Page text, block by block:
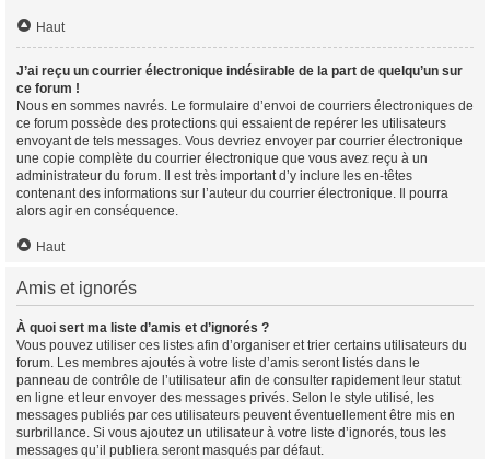
Haut
J’ai reçu un courrier électronique indésirable de la part de quelqu’un sur
ce forum !
Nous en sommes navrés. Le formulaire d’envoi de courriers électroniques de
ce forum possède des protections qui essaient de repérer les utilisateurs
envoyant de tels messages. Vous devriez envoyer par courrier électronique
une copie complète du courrier électronique que vous avez reçu à un
administrateur du forum. Il est très important d’y inclure les en-têtes
contenant des informations sur l’auteur du courrier électronique. Il pourra
alors agir en conséquence.
Haut
Amis et ignorés
À quoi sert ma liste d’amis et d’ignorés ?
Vous pouvez utiliser ces listes afin d’organiser et trier certains utilisateurs du
forum. Les membres ajoutés à votre liste d’amis seront listés dans le
panneau de contrôle de l’utilisateur afin de consulter rapidement leur statut
en ligne et leur envoyer des messages privés. Selon le style utilisé, les
messages publiés par ces utilisateurs peuvent éventuellement être mis en
surbrillance. Si vous ajoutez un utilisateur à votre liste d’ignorés, tous les
messages qu’il publiera seront masqués par défaut.